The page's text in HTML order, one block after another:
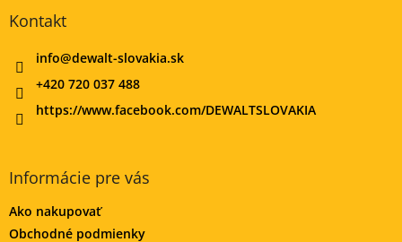
Kontakt
info@dewalt-slovakia.sk
+420 720 037 488
https://www.facebook.com/DEWALTSLOVAKIA
Informácie pre vás
Ako nakupovať
Obchodné podmienky